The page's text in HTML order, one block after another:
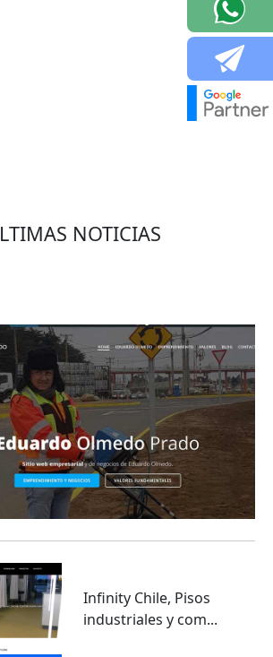
NOTICIAS
Infinity Chile, Pisos
industriales y com...